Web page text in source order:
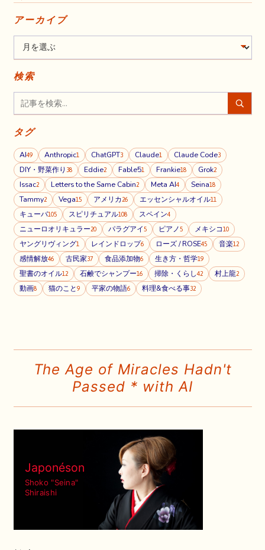
アーカイブ
検索
タグ
AI49 Anthropic1 ChatGPT3 Claude1 Claude Code3
DIY・野菜作り 38 Eddie2 Fable51 Frankie18 Grok2
Issac2 Letters to the Same Cabin2 Meta AI4 Seina18
Tammy2 Vega15 アメリカ 26 エッセンシャルオイル11
キューバ105 スピリチュアル108 スペイン4
ニューロオリキュラー20 パラグアイ 5 ピアノ 5 メキシコ10
ヤングリヴィング1 レインドロップ6 ローズ / ROSE45 音楽12
感情解放46 古民家37 食品添加物6 生き方・哲学19
聖書のオイル12 石鹸でシャンプー16 掃除・くらし42 村上龍2
動画8 猫のこと9 平家の物語6 料理&食べる事32
The Age of Miracles Hadn't
Passed * with AI
Japonéson
Shoko "Seina"
Shiraishi